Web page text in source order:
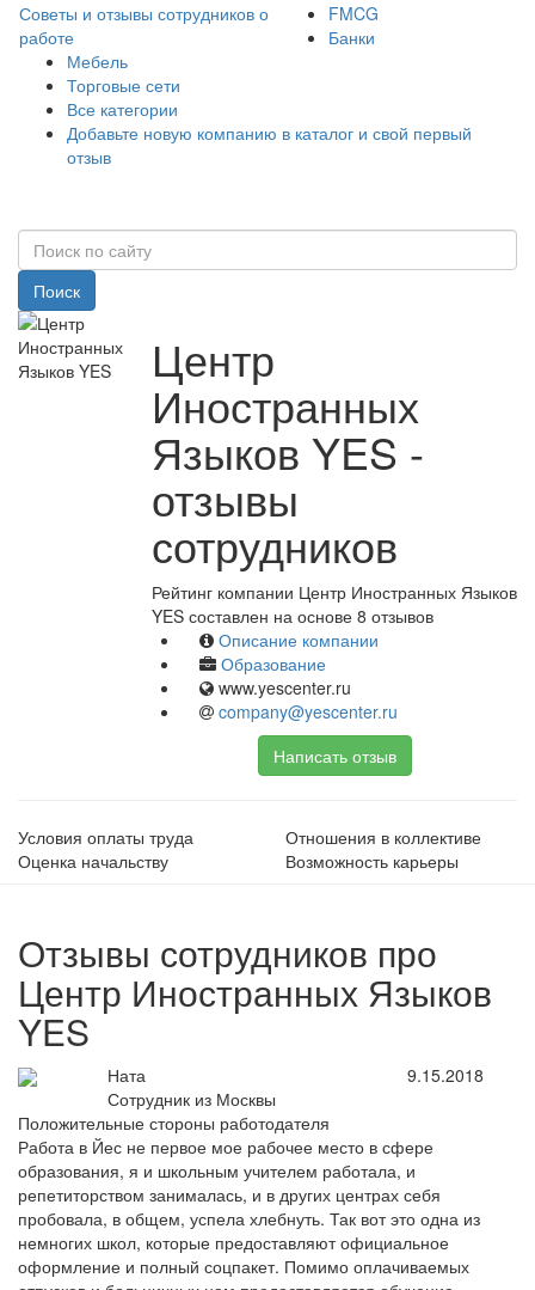
Советы и отзывы сотрудников о
работе
FMCG
Банки
Мебель
Торговые сети
Все категории
Добавьте новую компанию в каталог и свой первый
отзыв
Поиск
Центр
Иностранных
Языков YES -
отзывы
сотрудников
Рейтинг компании Центр Иностранных Языков
YES составлен на основе 8 отзывов
Описание компании
Образование
www.yescenter.ru
company@yescenter.ru
Написать отзыв
Условия оплаты труда
Отношения в коллективе
Оценка начальству
Возможность карьеры
Отзывы сотрудников про
Центр Иностранных Языков
YES
Ната
Сотрудник из Москвы
9.15.2018
Положительные стороны работодателя
Работа в Йес не первое мое рабочее место в сфере
образования, я и школьным учителем работала, и
репетиторством занималась, и в других центрах себя
пробовала, в общем, успела хлебнуть. Так вот это одна из
немногих школ, которые предоставляют официальное
оформление и полный соцпакет. Помимо оплачиваемых